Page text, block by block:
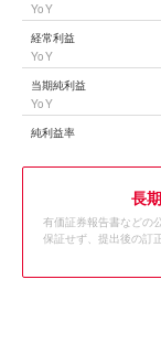
YoY
経常利益
YoY
当期純利益
YoY
純利益率
長
有価証券報告書などの
保証せず、提出後の訂